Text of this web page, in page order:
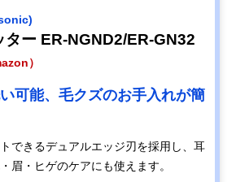
ター ER-NGND2/ER-GN32
）
可能、毛クズのお手入れが簡
できるデュアルエッジ刃を採用し、耳
眉・ヒゲのケアにも使えます。